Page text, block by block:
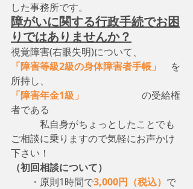
した事務所です。
障がいに関する行政手続でお困
りではありませんか？
視覚障害(右眼失明)について、
「障害等級2級の身体障害者手帳」
を
所持し、
「障害年金1級」
の受給権
者である
私自身がちょっとしたことでも
ご相談に乗りますので気軽にお声かけ
下さい！
（初回相談について）
・原則1時間で3,000円（税込） で